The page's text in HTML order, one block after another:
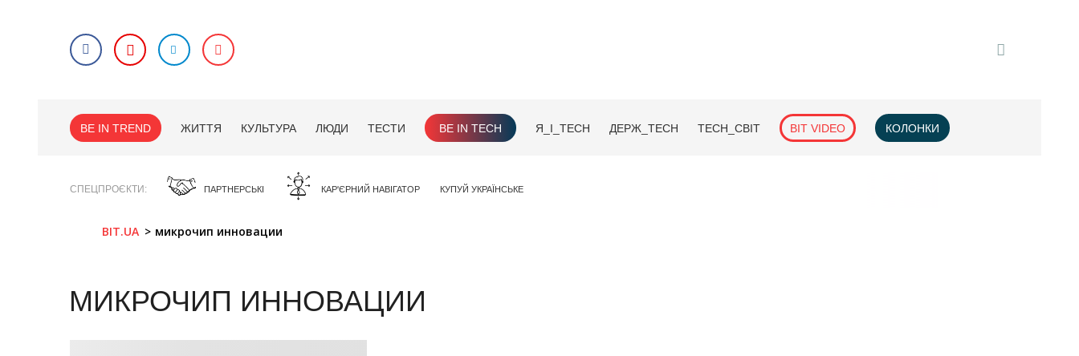
BE IN TREND ЖИТТЯ КУЛЬТУРА ЛЮДИ ТЕСТИ BE IN TECH Я_І_TECH ДЕРЖ_TECH TECH_СВІТ BIT VIDEO КОЛОНКИ
СПЕЦПРОЄКТИ ПАРТНЕРСЬКІ КАР'ЄРНИЙ НАВІГАТОР КУПУЙ УКРАЇНСЬКЕ
BIT.UA микрочип инновации
МИКРОЧИП ИННОВАЦИИ